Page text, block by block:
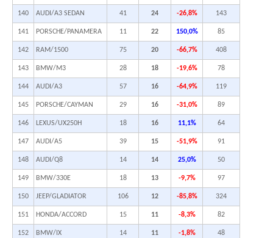
140 AUDI/A3 SEDAN 41 24 -26,8% 143
141 PORSCHE/PANAMERA 11 22 150,0% 85
142 RAM/1500 75 20 -66,7% 408
143 BMW/M3 28 18 -19,6% 78
144 AUDI/A3 57 16 -64,9% 119
145 PORSCHE/CAYMAN 29 16 -31,0% 89
146 LEXUS/UX250H 18 16 11,1% 64
147 AUDI/A5 39 15 -51,9% 91
148 AUDI/Q8 14 14 25,0% 50
149 BMW/330E 18 13 -9,7% 97
150 JEEP/GLADIATOR 106 12 -85,8% 324
151 HONDA/ACCORD 15 11 -8,3% 82
152 BMW/IX 14 11 -1,8% 48